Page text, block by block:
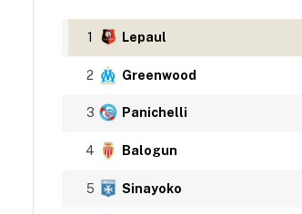
1 Lepaul
2 Greenwood
3 Panichelli
4 Balogun
5 Sinayoko